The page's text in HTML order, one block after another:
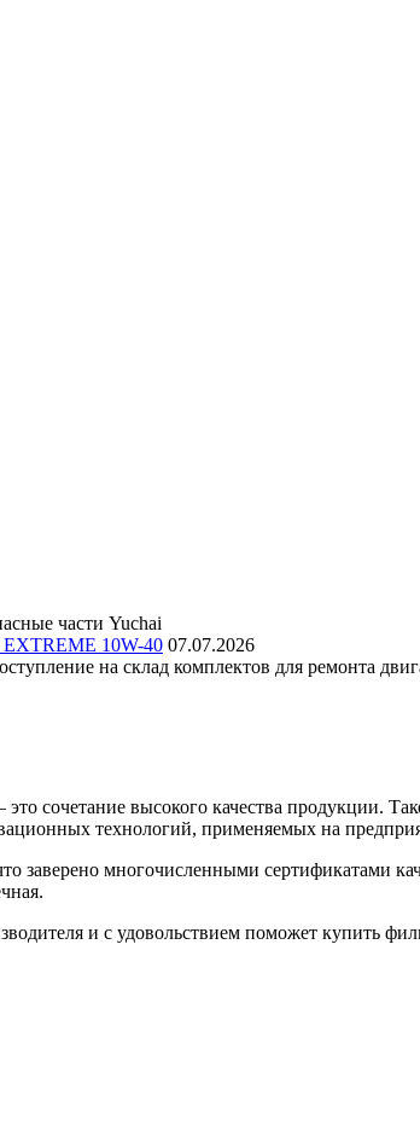
части Yuchai
10W-40 07.07.2026
на склад комплектов для ремонта
сочетание высокого качества продукции.
технологий, применяемых на
заверено многочисленными сертификатами
и с удовольствием поможет купить